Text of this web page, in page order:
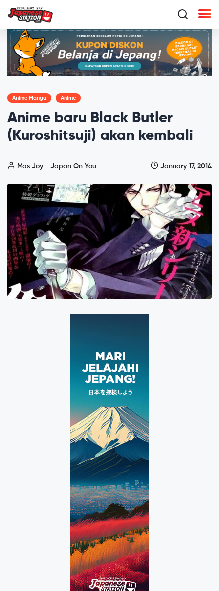
Anime Manga Anime
Anime baru Black Butler
(Kuroshitsuji) akan kembali
Mas Joy - Japan On You January 17, 2014